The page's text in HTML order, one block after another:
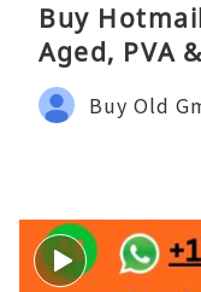
Buy
Aged, PVA
Buy Old